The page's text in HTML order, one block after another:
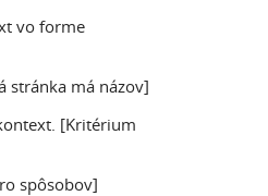
vo forme
stránka má názov]
[Kritérium
spôsobov]